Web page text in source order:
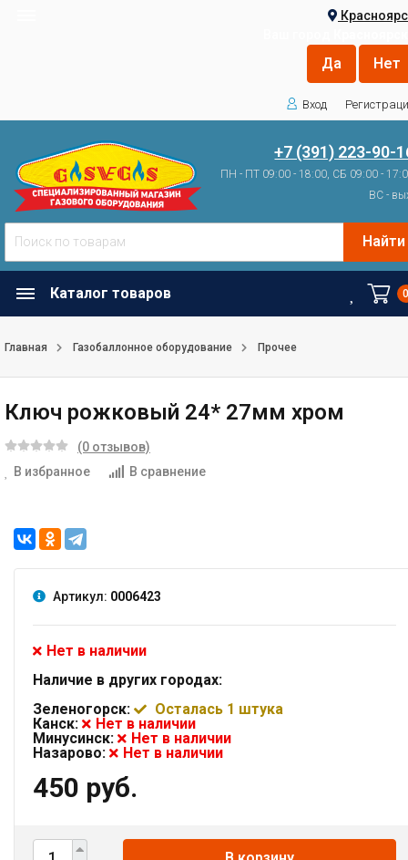
Вход
+7 (391) 223-90-
ПН - ПТ 09:00 - 18:00, СБ 09:00 -
ВС -
Найти
Каталог товаров
Главная Газобаллонное оборудование Прочее
Ключ рожковый 24* 27мм хром
(0 отзывов)
В избранное
В сравнение
Артикул: 0006423
Нет в наличии
Наличие в других городах:
Зеленогорск:
Осталась 1 штука
Канск:
Нет в наличии
Минусинск:
Нет в наличии
Назарово:
Нет в наличии
450 руб.